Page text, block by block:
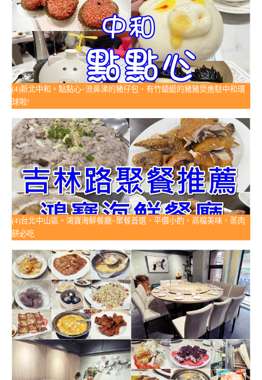
(4)新北中和。點點心~流鼻涕的豬仔包、有竹蜻蜓的豬豬煲進駐中和環
球啦!
(4)台北中山區。鴻寶海鮮餐廳~聚餐首選，平價小酌、高檔美味，蒸肉
餅必吃